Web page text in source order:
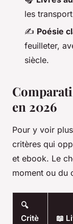
les
✍️ Poésie
feuilleter,
siècle.
en 2026
Pour y voir
critères qui
et ebook. Le
moment ou du
🔍
Critè
📖